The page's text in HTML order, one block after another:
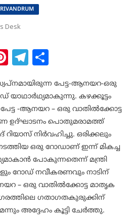
Desk
Pinterest
Telegram
Share
പേട്ട-ആനയറ-ഒരു
യാഥാർഥ്യമാകുന്നു. കഴക്കൂട്ടം
-ആനയറ – ഒരു വാതിൽക്കോട്ട
ഉദ്ഘാടനം പൊതുമരാമത്ത്
റിയാസ് നിർവഹിച്ചു. ഒരിക്കലും
ഒരു റോഡാണ് ഇന്ന് മികച്ച
പോകുന്നതെന്ന് മന്ത്രി
റോഡ് നവീകരണവും നാടിന്
– ഒരു വാതിൽക്കോട്ട മാതൃക
ഗതാഗതകുരുക്കിന്
അദ്ദേഹം കൂട്ടി ചേർത്തു.